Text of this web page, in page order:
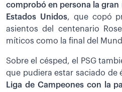
comprobó en persona la
Estados Unidos, que copó
asientos del centenario
míticos como la final del
Sobre el césped, el PSG
que pudiera estar saciado de
Liga de Campeones con la